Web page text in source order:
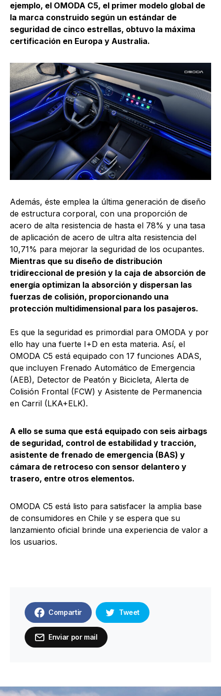
ejemplo, el OMODA C5, el primer modelo global de
la marca construido según un estándar de
seguridad de cinco estrellas, obtuvo la máxima
certificación en Europa y Australia.
Además, éste emplea la última generación de diseño
de estructura corporal, con una proporción de
acero de alta resistencia de hasta el 78% y una tasa
de aplicación de acero de ultra alta resistencia del
10,71% para mejorar la seguridad de los ocupantes.
Mientras que su diseño de distribución
tridireccional de presión y la caja de absorción de
energía optimizan la absorción y dispersan las
fuerzas de colisión, proporcionando una
protección multidimensional para los pasajeros.
Es que la seguridad es primordial para OMODA y por
ello hay una fuerte I+D en esta materia. Así, el
OMODA C5 está equipado con 17 funciones ADAS,
que incluyen Frenado Automático de Emergencia
(AEB), Detector de Peatón y Bicicleta, Alerta de
Colisión Frontal (FCW) y Asistente de Permanencia
en Carril (LKA+ELK).
A ello se suma que está equipado con seis airbags
de seguridad, control de estabilidad y tracción,
asistente de frenado de emergencia (BAS) y
cámara de retroceso con sensor delantero y
trasero, entre otros elementos.
OMODA C5 está listo para satisfacer la amplia base
de consumidores en Chile y se espera que su
lanzamiento oficial brinde una experiencia de valor a
los usuarios.
Compartir Tweet
Enviar por mail